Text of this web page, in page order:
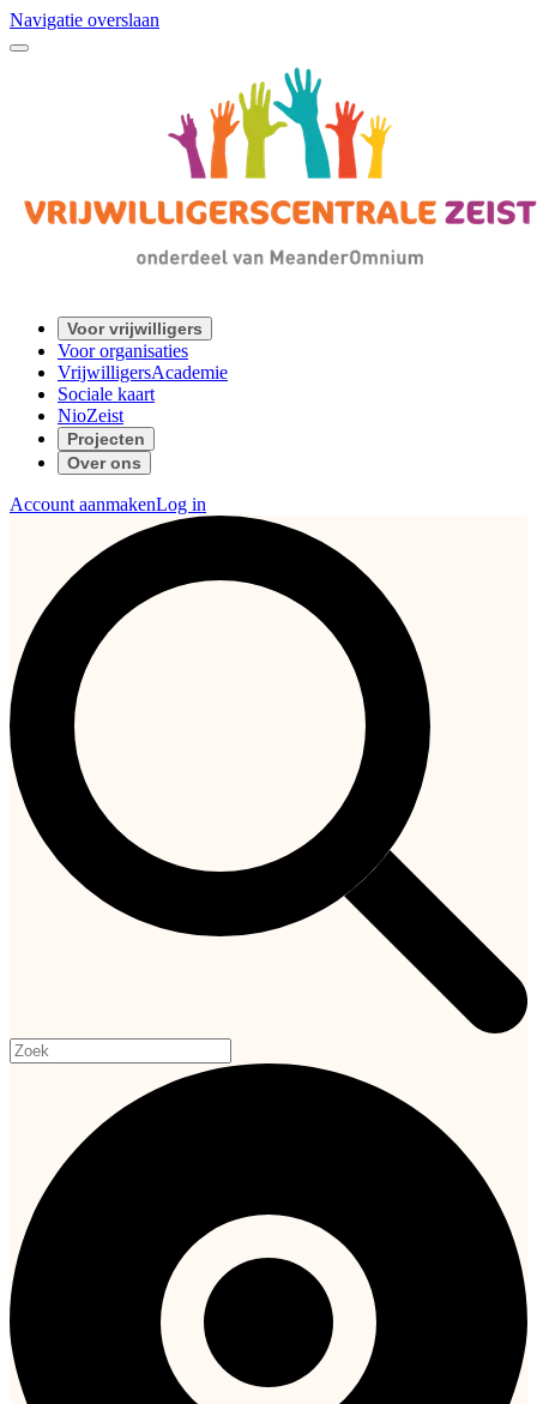
Navigatie overslaan
Voor vrijwilligers
Voor organisaties
VrijwilligersAcademie
Sociale kaart
NioZeist
Projecten
Over ons
Account aanmakenLog in